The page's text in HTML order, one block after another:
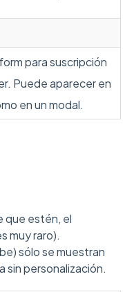
para suscripción
Puede aparecer en
en un modal.
que estén, el
muy raro).
sólo se muestran
sin personalización.